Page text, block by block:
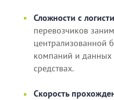
Сложности с
перевозчиков
централизованной
компаний и данных
средствах.
Скорость